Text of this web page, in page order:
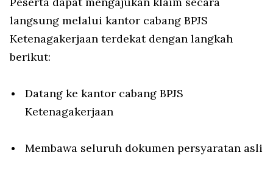
langsung melalui kantor cabang BPJS
Ketenagakerjaan terdekat dengan langkah
berikut:
Datang ke kantor cabang BPJS
Ketenagakerjaan
Membawa seluruh dokumen persyaratan asli